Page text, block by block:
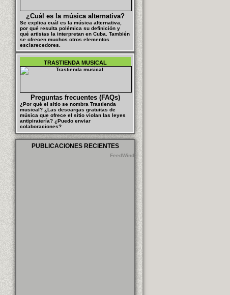
¿Cuál es la música alternativa?
Se explica cuál es la música alternativa,
por qué resulta polémica su definición y
qué artistas la interpretan en Cuba. También
se ofrecen muchos otros elementos
esclarecedores.
TRASTIENDA MUSICAL
Preguntas frecuentes (FAQs)
¿Por qué el sitio se nombra Trastienda
musical? ¿Las descargas gratuitas de
música que ofrece el sitio violan las leyes
antipiratería? ¿Puedo enviar
colaboraciones?
PUBLICACIONES RECIENTES
FeedWind